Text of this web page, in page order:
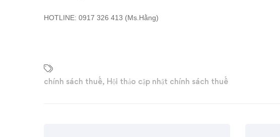
HOTLINE: 0917 326 413 (Ms.Hằng)
chính sách thuế, Hội thảo cập nhật chính sách thuế